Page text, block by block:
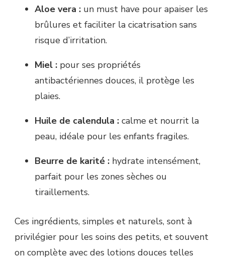
Aloe vera : un must have pour apaiser les
brûlures et faciliter la cicatrisation sans
risque d’irritation.
Miel : pour ses propriétés
antibactériennes douces, il protège les
plaies.
Huile de calendula : calme et nourrit la
peau, idéale pour les enfants fragiles.
Beurre de karité : hydrate intensément,
parfait pour les zones sèches ou
tiraillements.
Ces ingrédients, simples et naturels, sont à
privilégier pour les soins des petits, et souvent
on complète avec des lotions douces telles